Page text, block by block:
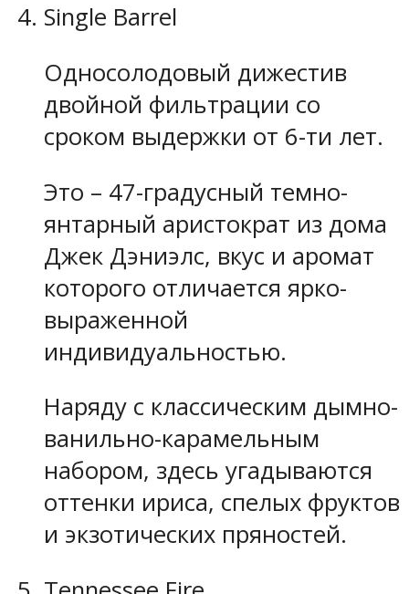
Single Barrel
Односолодовый дижестив
двойной фильтрации со
сроком выдержки от 6-ти лет.
Это – 47-градусный темно-
янтарный аристократ из дома
Джек Дэниэлс, вкус и аромат
которого отличается ярко-
выраженной
индивидуальностью.
Наряду с классическим дымно-
ванильно-карамельным
набором, здесь угадываются
оттенки ириса, спелых фруктов
и экзотических пряностей.